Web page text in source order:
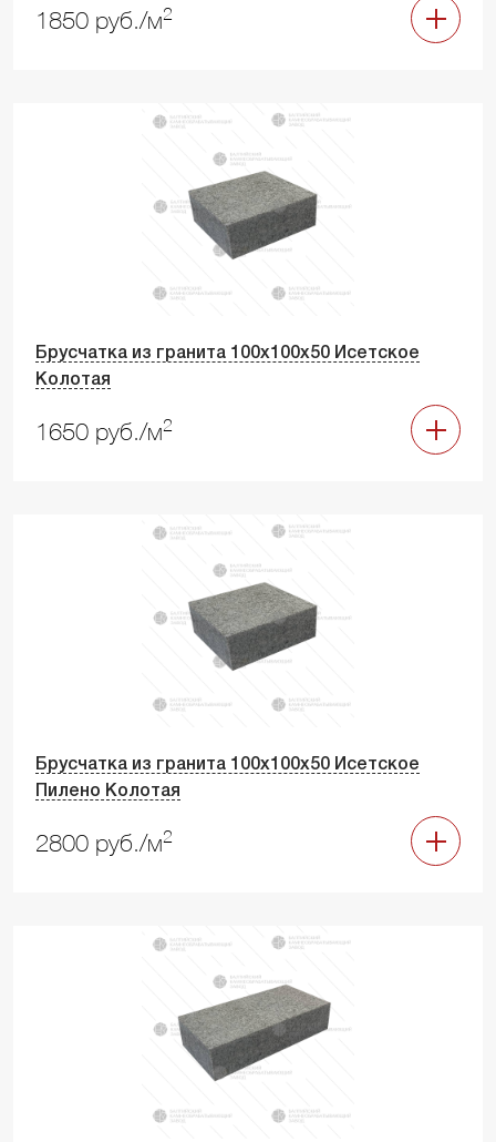
1850 руб./м2
Брусчатка из гранита 100х100х50 Исетское
Колотая
1650 руб./м2
Брусчатка из гранита 100х100х50 Исетское
Пилено Колотая
2800 руб./м2